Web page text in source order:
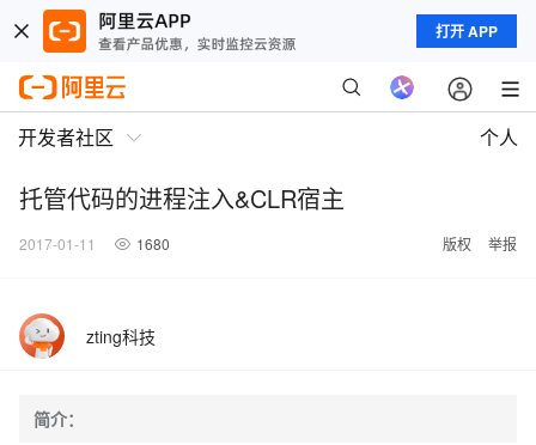
打开 APP
开发者社区 个人
托管代码的进程注入&CLR宿主
2017-01-11 1680 版权 举报
zting科技
简介：